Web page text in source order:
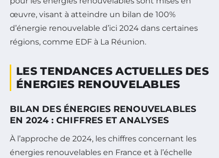
œuvre, visant à atteindre un bilan de 100%
d’énergie renouvelable d’ici 2024 dans certaines
régions, comme EDF à La Réunion.
LES TENDANCES ACTUELLES DES
ÉNERGIES RENOUVELABLES
BILAN DES ÉNERGIES RENOUVELABLES
EN 2024 : CHIFFRES ET ANALYSES
À l’approche de 2024, les chiffres concernant les
énergies renouvelables en France et à l’échelle